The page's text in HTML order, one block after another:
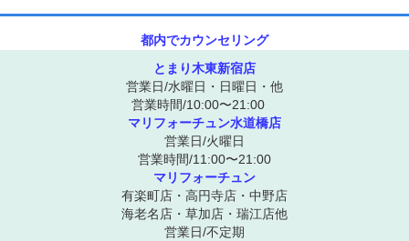
都内でカウンセリング
とまり木東新宿店
営業日/水曜日・日曜日・他
営業時間/10:00〜21:00
マリフォーチュン水道橋店
営業日/火曜日
営業時間/11:00〜21:00
マリフォーチュン
有楽町店・高円寺店・中野店
海老名店・草加店・瑞江店他
営業日/不定期